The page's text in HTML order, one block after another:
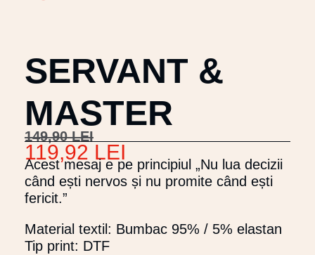
SERVANT &
MASTER
149,90LEI
119,92 LEI
Acest mesaj e pe principiul „Nu lua decizii
când ești nervos și nu promite când ești
fericit.”
Material textil: Bumbac 95% / 5% elastan
Tip print: DTF